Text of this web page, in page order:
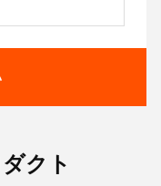
クト